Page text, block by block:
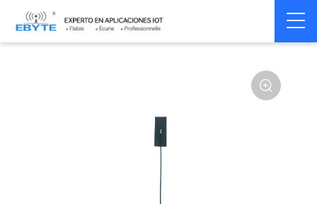
Home > Accessoires > Antenna
